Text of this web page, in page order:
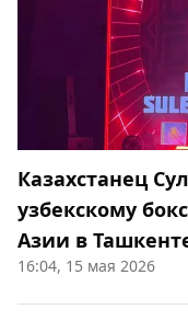
Казахстанец
узбекскому
Азии в
16:04, 15 мая 2026